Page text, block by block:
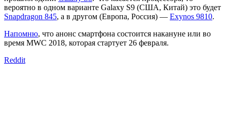
вероятно в одном варианте Galaxy S9 (США, Китай) это будет
Snapdragon 845, а в другом (Европа, Россия) — Exynos 9810.
Напомню, что анонс смартфона состоится накануне или во
время MWC 2018, которая стартует 26 февраля.
Reddit